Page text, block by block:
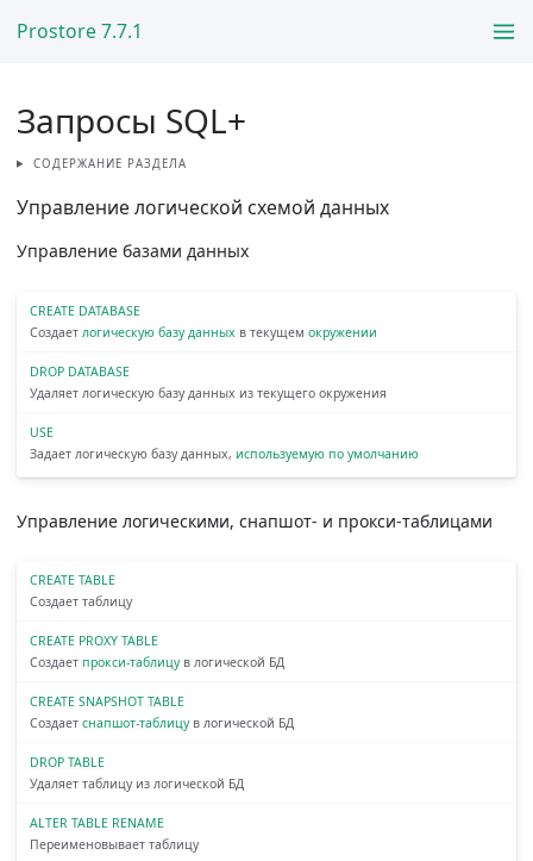
Prostore 7.7.1
Запросы SQL+
СОДЕРЖАНИЕ РАЗДЕЛА
Управление логической схемой данных
Управление базами данных
CREATE DATABASE
Создает логическую базу данных в текущем окружении
DROP DATABASE
Удаляет логическую базу данных из текущего окружения
USE
Задает логическую базу данных, используемую по умолчанию
Управление логическими, снапшот- и прокси-таблицами
CREATE TABLE
Создает таблицу
CREATE PROXY TABLE
Создает прокси-таблицув логической БД
CREATE SNAPSHOT TABLE
Создает снапшот-таблицув логической БД
DROP TABLE
Удаляет таблицу из логической БД
ALTER TABLE RENAME
Переименовывает таблицу